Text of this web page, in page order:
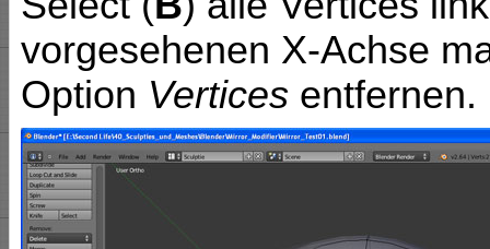
vorgesehenen X-Achse
Option Vertices entfernen.